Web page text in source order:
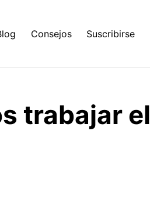
Consejos Suscribirse
trabajar el